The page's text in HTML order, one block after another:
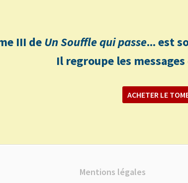
III deUn Souffle qui passe... est
Il regroupe les
ACHETER LE
Mentions légales